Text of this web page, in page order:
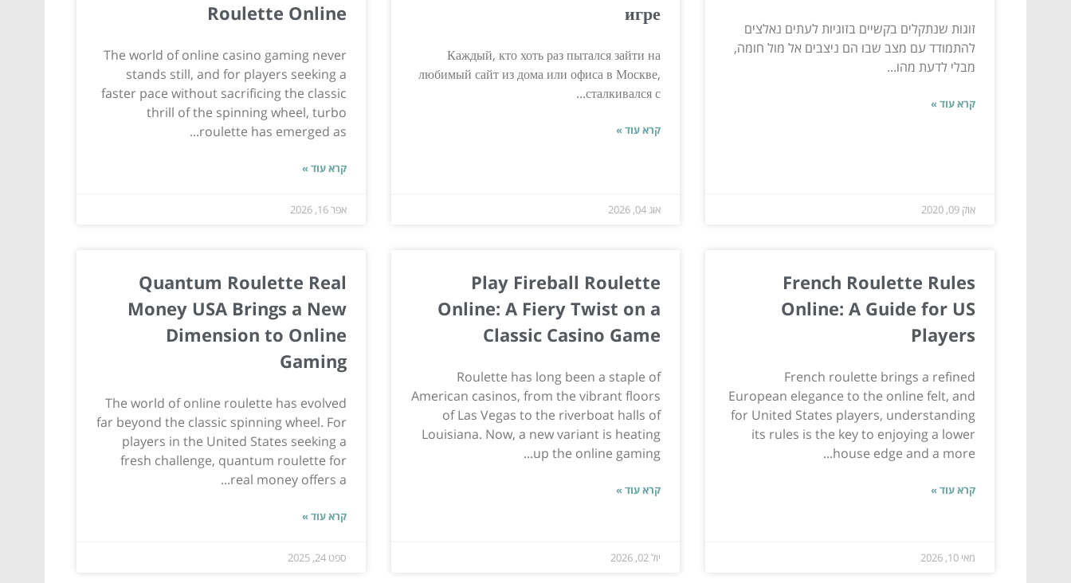
זוגות שנתקלים בקשיים בזוגיות לעתים נאלצים
להתמודד עם מצב שבו הם ניצבים אל מול חומה,
מבלי לדעת מהו...
קרא עוד »
אוק 09, 2020
игре
Каждый, кто хоть раз пытался зайти на
любимый сайт из дома или офиса в Москве,
сталкивался с...
קרא עוד »
אוג 04, 2026
Roulette Online
The world of online casino gaming never
stands still, and for players seeking a
faster pace without sacrificing the classic
thrill of the spinning wheel, turbo
roulette has emerged as...
קרא עוד »
אפר 16, 2026
French Roulette Rules
Online: A Guide for US
Players
French roulette brings a refined
European elegance to the online felt, and
for United States players, understanding
its rules is the key to enjoying a lower
house edge and a more...
קרא עוד »
מאי 10, 2026
Play Fireball Roulette
Online: A Fiery Twist on a
Classic Casino Game
Roulette has long been a staple of
American casinos, from the vibrant floors
of Las Vegas to the riverboat halls of
Louisiana. Now, a new variant is heating
up the online gaming...
קרא עוד »
יול 02, 2026
Quantum Roulette Real
Money USA Brings a New
Dimension to Online
Gaming
The world of online roulette has evolved
far beyond the classic spinning wheel. For
players in the United States seeking a
fresh challenge, quantum roulette for
real money offers a...
קרא עוד »
ספט 24, 2025